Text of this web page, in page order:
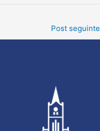
Post seguinte